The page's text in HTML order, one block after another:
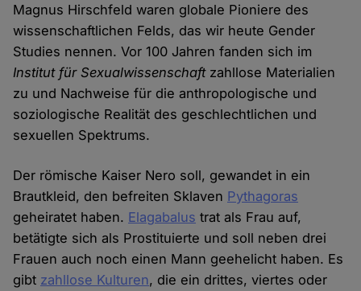
Magnus Hirschfeld waren globale Pioniere des
wissenschaftlichen Felds, das wir heute Gender
Studies nennen. Vor 100 Jahren fanden sich im
Institut für Sexualwissenschaftzahllose Materialien
zu und Nachweise für die anthropologische und
soziologische Realität des geschlechtlichen und
sexuellen Spektrums.
Der römische Kaiser Nero soll, gewandet in ein
Brautkleid, den befreiten Sklaven Pythagoras
geheiratet haben. Elagabalus trat als Frau auf,
betätigte sich als Prostituierte und soll neben drei
Frauen auch noch einen Mann geehelicht haben. Es
gibt zahllose Kulturen, die ein drittes, viertes oder